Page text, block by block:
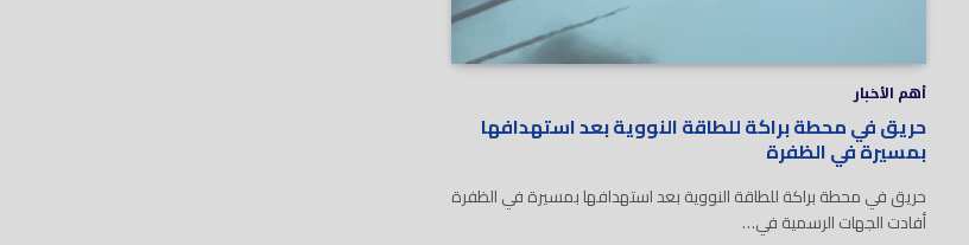
أهم الأخبار
حريق في محطة براكة للطاقة النووية بعد استهدافها
بمسيرة في الظفرة
حريق في محطة براكة للطاقة النووية بعد استهدافها بمسيرة في الظفرة
أفادت الجهات الرسمية في…